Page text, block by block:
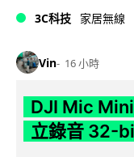
3C科技 家居無線
Vin 16 小時
DJI Mic
立錄音 32-